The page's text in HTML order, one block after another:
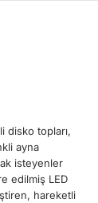
disko topları,
ayna
isteyenler
edilmiş LED
hareketli